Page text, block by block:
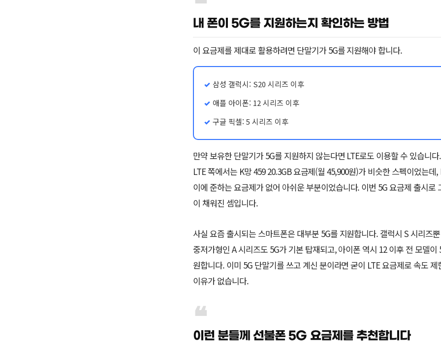
내 폰이 5G를 지원하는지 확인하는 방법
이 요금제를 제대로 활용하려면 단말기가 5G를 지원해야 합니다.
삼성 갤럭시: S20 시리즈 이후
애플 아이폰: 12 시리즈 이후
구글 픽셀: 5 시리즈 이후
만약 보유한 단말기가 5G를 지원하지 않는다면 LTE로도 이용할 수 있습니
LTE 쪽에서는 K망 459 20.3GB 요금제(월 45,900원)가 비슷한 스펙이었는데
이에 준하는 요금제가 없어 아쉬운 부분이었습니다. 이번 5G 요금제 출시로
이 채워진 셈입니다.
사실 요즘 출시되는 스마트폰은 대부분 5G를 지원합니다. 갤럭시 S 시리즈
중저가형인 A 시리즈도 5G가 기본 탑재되고, 아이폰 역시 12 이후 전 모델이
원합니다. 이미 5G 단말기를 쓰고 계신 분이라면 굳이 LTE 요금제로 속도 제
이유가 없습니다.
이런 분들께 선불폰 5G 요금제를 추천합니다